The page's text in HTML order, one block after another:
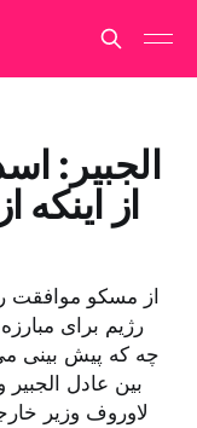
الجبیر:
از
از مسکو موافقت
رژیم برای
چه که پیش بینی
بین عادل
لاوروف وزیر